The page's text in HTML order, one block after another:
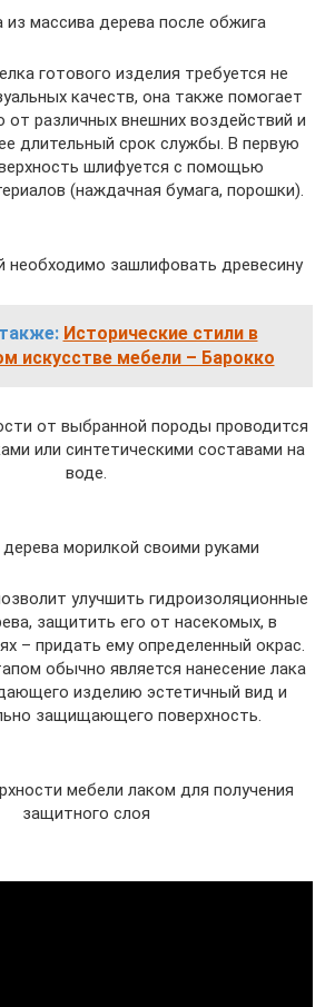
массива дерева после обжига
готового изделия требуется не
качеств, она также помогает
от различных внешних воздействий и
длительный срок службы. В первую
шлифуется с помощью
(наждачная бумага, порошки).
необходимо зашлифовать древесину
Исторические стили в
искусстве мебели – Барокко
от выбранной породы проводится
или синтетическими составами на
воде.
морилкой своими руками
улучшить гидроизоляционные
защитить его от насекомых, в
– придать ему определенный окрас.
обычно является нанесение лака
изделию эстетичный вид и
защищающего поверхность.
мебели лаком для получения
защитного слоя